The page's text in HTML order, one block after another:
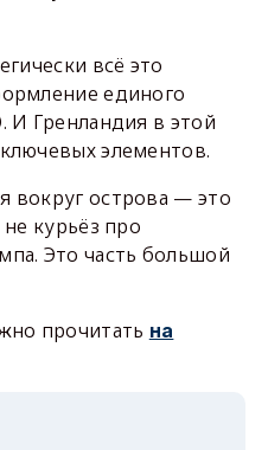
всё это
единого
И Гренландия в этой
элементов.
вокруг острова — это
курьёз про
Это часть большой
прочитать на